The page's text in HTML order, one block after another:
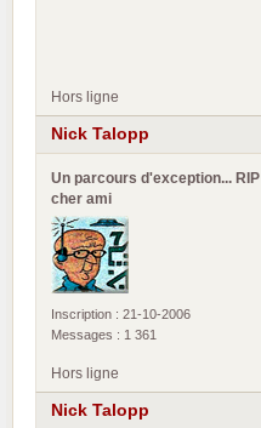
Hors ligne
Nick Talopp
Un parcours d'exception... RIP
cher ami
Inscription : 21-10-2006
Messages : 1 361
Hors ligne
Nick Talopp